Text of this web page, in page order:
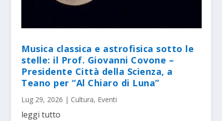
Musica classica e astrofisica sotto le
stelle: il Prof. Giovanni Covone –
Presidente Città della Scienza, a
Teano per “Al Chiaro di Luna”
Lug 29, 2026 | Cultura, Eventi
leggi tutto